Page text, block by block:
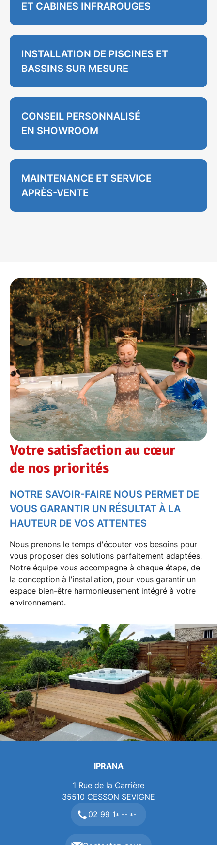
ET CABINES INFRAROUGES
INSTALLATION DE PISCINES ET
BASSINS SUR MESURE
CONSEIL PERSONNALISÉ
EN SHOWROOM
MAINTENANCE ET SERVICE
APRÈS-VENTE
Votre satisfaction au cœur
de nos priorités
NOTRE SAVOIR-FAIRE NOUS PERMET DE
VOUS GARANTIR UN RÉSULTAT À LA
HAUTEUR DE VOS ATTENTES
Nous prenons le temps d'écouter vos besoins pour
vous proposer des solutions parfaitement adaptées.
Notre équipe vous accompagne à chaque étape, de
la conception à l'installation, pour vous garantir un
espace bien-être harmonieusement intégré à votre
environnement.
IPRANA
1 Rue de la Carrière
35510 CESSON SEVIGNE
02 99 1* ** **